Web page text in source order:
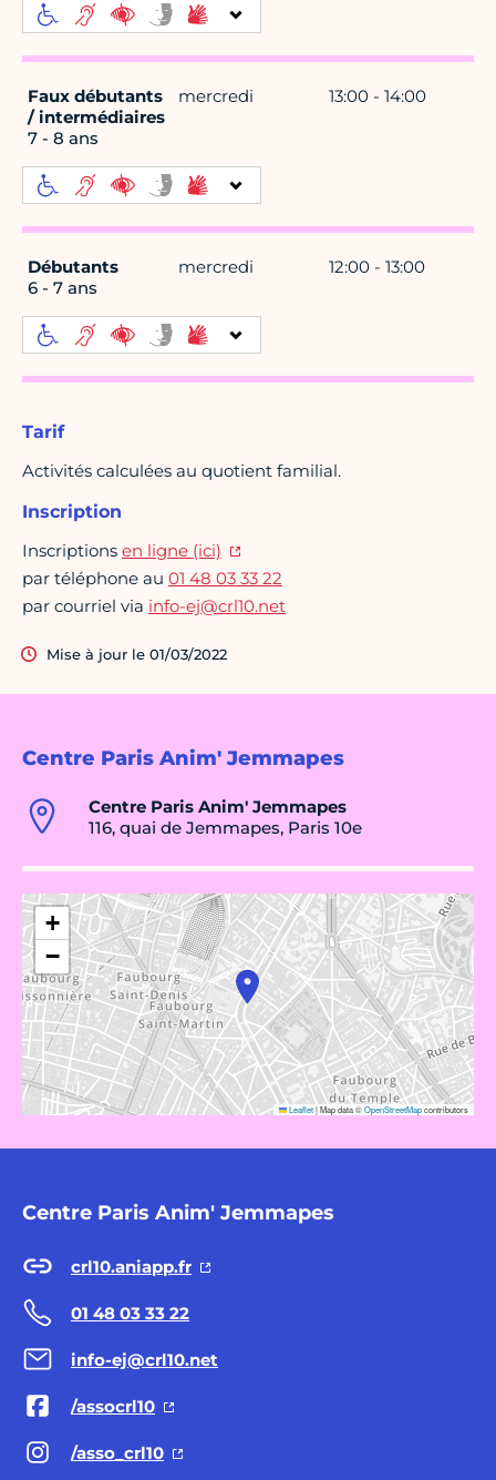
Centre Paris Anim' Jemmapes
Centre Paris Anim' Jemmapes
116, quai de Jemmapes, Paris 10e
+
−
Leaflet|Map data ©OpenStreetMapcontributors
Centre Paris Anim' Jemmapes
crl10.aniapp.fr
01 48 03 33 22
info-ej@crl10.net
/assocrl10
/asso_crl10
Faux débutants
/ intermédiaires
7 - 8 ans
mercredi 13:00 - 14:00
Débutants
6 - 7 ans
mercredi 12:00 - 13:00
Tarif
Activités calculées au quotient familial.
Inscription
Inscriptions en ligne (ici)
par téléphone au 01 48 03 33 22
par courriel via info-ej@crl10.net
Mise à jour le 01/03/2022